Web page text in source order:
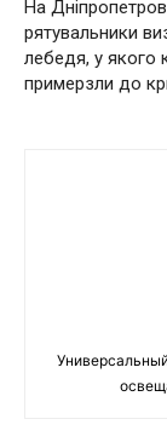
На
рятувальники
лебедя, у якого
примерзли до